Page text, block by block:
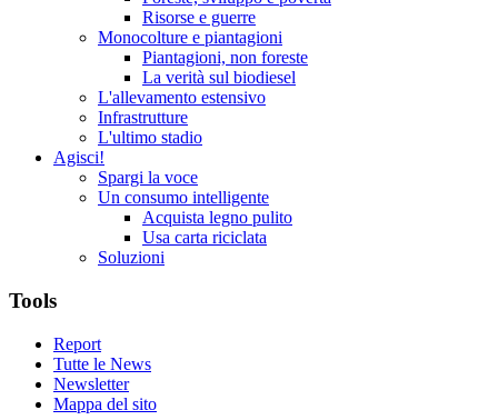
Risorse e guerre
Monocolture e piantagioni
Piantagioni, non foreste
La verità sul biodiesel
L'allevamento estensivo
Infrastrutture
L'ultimo stadio
Agisci!
Spargi la voce
Un consumo intelligente
Acquista legno pulito
Usa carta riciclata
Soluzioni
Tools
Report
Tutte le News
Newsletter
Mappa del sito